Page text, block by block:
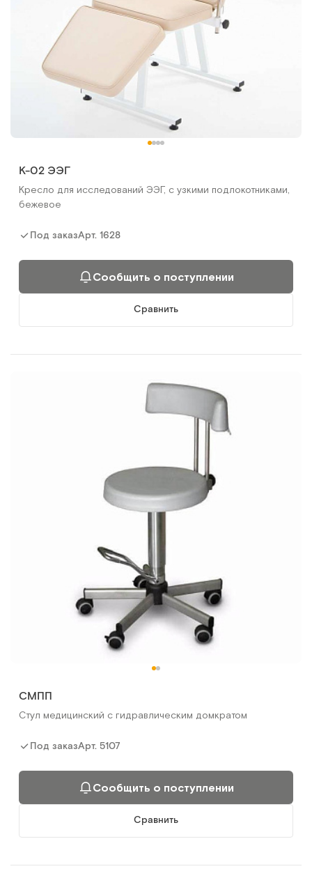
К-02 ЭЭГ
Кресло для исследований ЭЭГ, с узкими подлокотниками,
бежевое
Под заказАрт. 1628
Сообщить о поступлении
Сравнить
СМПП
Стул медицинский с гидравлическим домкратом
Под заказАрт. 5107
Сообщить о поступлении
Сравнить